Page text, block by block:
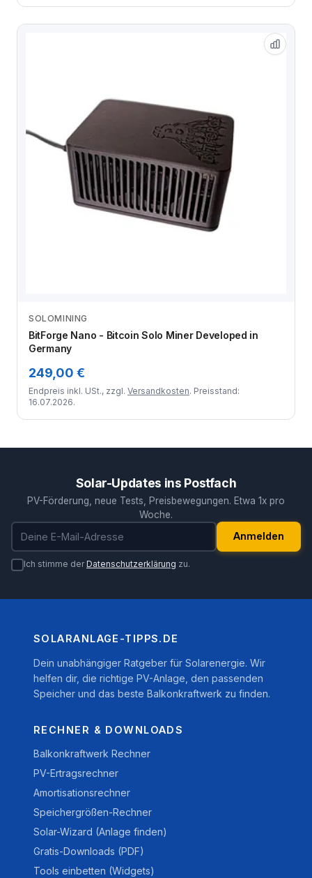
SOLOMINING
BitForge Nano - Bitcoin Solo Miner Developed in
Germany
249,00 €
Endpreis inkl. USt., zzgl. Versandkosten. Preisstand:
16.07.2026.
Solar-Updates ins Postfach
PV-Förderung, neue Tests, Preisbewegungen. Etwa 1x pro
Woche.
E-Mail-Adresse
Anmelden
Ich stimme derDatenschutzerklärung zu.
SOLARANLAGE-TIPPS.DE
Dein unabhängiger Ratgeber für Solarenergie. Wir
helfen dir, die richtige PV-Anlage, den passenden
Speicher und das beste Balkonkraftwerk zu finden.
RECHNER & DOWNLOADS
Balkonkraftwerk Rechner
PV-Ertragsrechner
Amortisationsrechner
Speichergrößen-Rechner
Solar-Wizard (Anlage finden)
Gratis-Downloads (PDF)
Tools einbetten (Widgets)